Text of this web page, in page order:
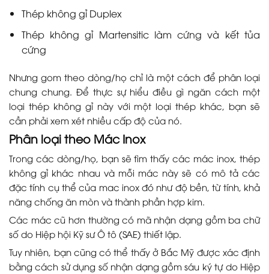
Thép không gỉ Duplex
Thép không gỉ Martensitic làm cứng và kết tủa
cứng
Nhưng gom theo dòng/họ chỉ là một cách để phân loại
chung chung. Để thực sự hiểu điều gì ngăn cách một
loại thép không gỉ này với một loại thép khác, bạn sẽ
cần phải xem xét nhiều cấp độ của nó.
Phân loại theo Mác Inox
Trong các dòng/họ, bạn sẽ tìm thấy các mác inox, thép
không gỉ khác nhau và mỗi mác này sẽ có mô tả các
đặc tính cụ thể của mac inox đó như độ bền, từ tính, khả
năng chống ăn mòn và thành phần hợp kim.
Các mác cũ hơn thường có mã nhận dạng gồm ba chữ
số do Hiệp hội Kỹ sư Ô tô (SAE) thiết lập.
Tuy nhiên, bạn cũng có thể thấy ở Bắc Mỹ được xác định
bằng cách sử dụng số nhận dạng gồm sáu ký tự do Hiệp